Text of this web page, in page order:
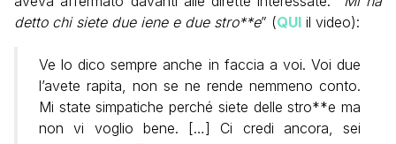
detto chi siete due iene e due stro**e” (QUI il video):
Ve lo dico sempre anche in faccia a voi. Voi due
l’avete rapita, non se ne rende nemmeno conto.
Mi state simpatiche perché siete delle stro**e ma
non vi voglio bene. […] Ci credi ancora, sei